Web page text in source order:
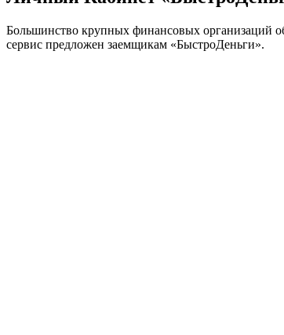
Большинство крупных финансовых организаций
сервис предложен заемщикам «БыстроДеньги».